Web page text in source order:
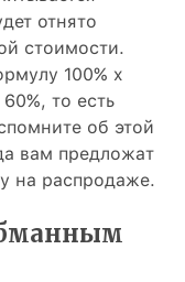
отнято
стоимости.
100% x
то есть
об этой
вам предложат
на распродаже.